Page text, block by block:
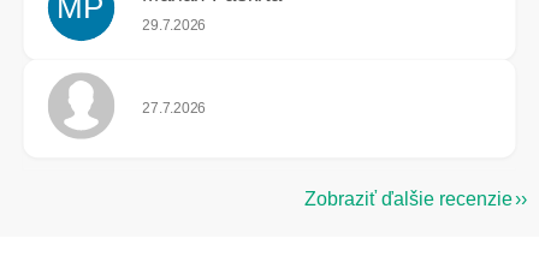
MP Hodnotenie obchodu je 5 z 5 hviezdičiek.
29.7.2026
Hodnotenie obchodu je 5 z 5 hviezdičiek.
27.7.2026
Zobraziť ďalšie recenzie